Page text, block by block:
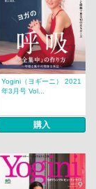
Yogini（ヨギーニ） 2021
年3月号 Vol...
購入